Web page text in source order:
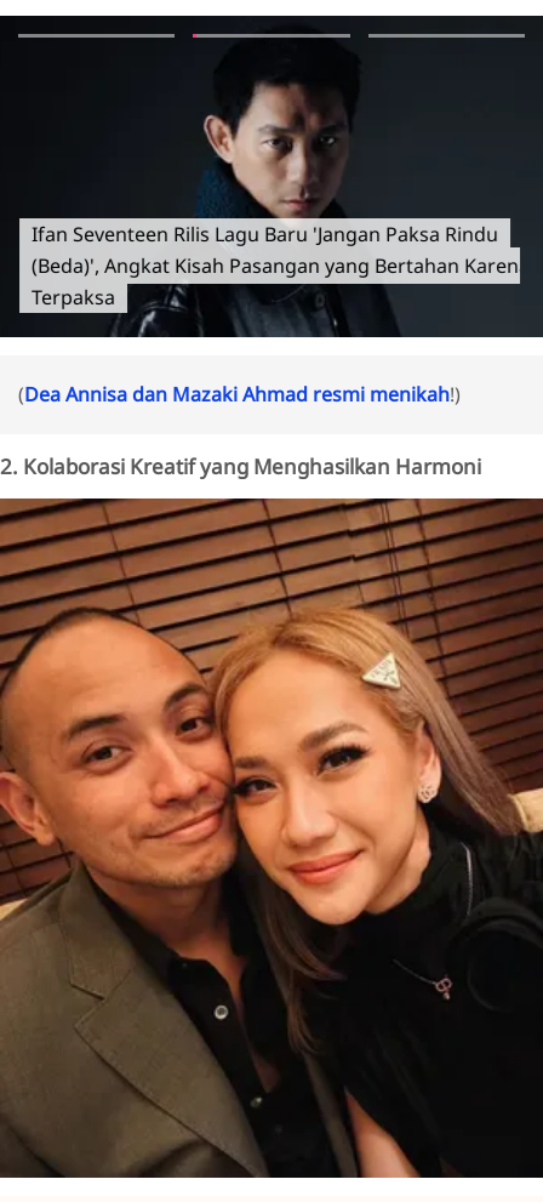
Ifan Seventeen Rilis Lagu Baru 'Jangan Paksa Rindu
(Beda)', Angkat Kisah Pasangan yang Bertahan Karena
Terpaksa
(Dea Annisa dan Mazaki Ahmad resmi menikah!)
2. Kolaborasi Kreatif yang Menghasilkan Harmoni